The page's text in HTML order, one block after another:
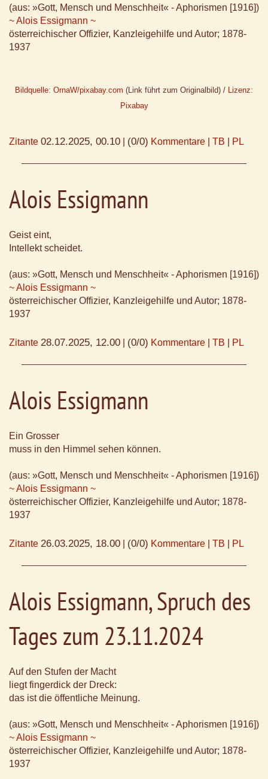
(aus: »Gott, Mensch und Menschheit« - Aphorismen [1916])
~ Alois Essigmann ~
österreichischer Offizier, Kanzleigehilfe und Autor; 1878-
1937
Bildquelle: OrnaW/pixabay.com (Link führt zum Originalbild) / Lizenz:
Pixabay
Zitante 02.12.2025, 00.10 (0/0) Kommentare TB PL
Alois Essigmann
Geist eint,
Intellekt scheidet.
(aus: »Gott, Mensch und Menschheit« - Aphorismen [1916])
~ Alois Essigmann ~
österreichischer Offizier, Kanzleigehilfe und Autor; 1878-
1937
Zitante 28.07.2025, 12.00 (0/0) Kommentare TB PL
Alois Essigmann
Ein Grosser
muss in den Himmel sehen können.
(aus: »Gott, Mensch und Menschheit« - Aphorismen [1916])
~ Alois Essigmann ~
österreichischer Offizier, Kanzleigehilfe und Autor; 1878-
1937
Zitante 26.03.2025, 18.00 (0/0) Kommentare TB PL
Alois Essigmann, Spruch des
Tages zum 23.11.2024
Auf den Stufen der Macht
liegt fingerdick der Dreck:
das ist die öffentliche Meinung.
(aus: »Gott, Mensch und Menschheit« - Aphorismen [1916])
~ Alois Essigmann ~
österreichischer Offizier, Kanzleigehilfe und Autor; 1878-
1937